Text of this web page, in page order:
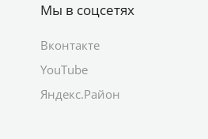
Мы в соцсетях
Вконтакте
YouTube
Яндекс.Район